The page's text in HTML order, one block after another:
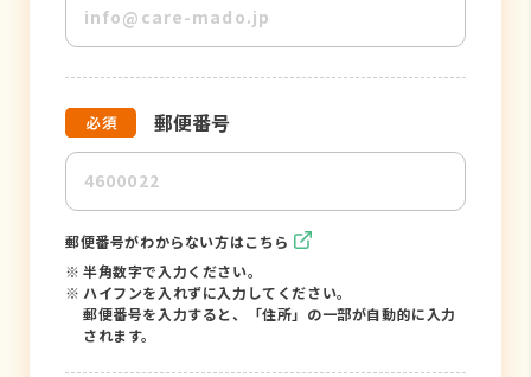
郵便番号
郵便番号がわからない方はこちら
※ 半角数字で入力ください。
※ ハイフンを入れずに入力してください。
郵便番号を入力すると、「住所」の一部が自動的に入力
されます。